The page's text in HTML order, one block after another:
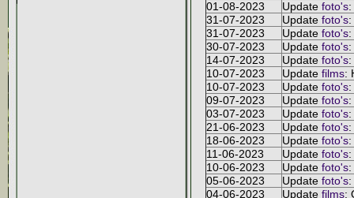
01-08-2023
Update foto's:
31-07-2023
Update foto's:
31-07-2023
Update foto's:
30-07-2023
Update foto's:
14-07-2023
Update foto's:
10-07-2023
Update films:
10-07-2023
Update foto's:
09-07-2023
Update foto's:
03-07-2023
Update foto's:
21-06-2023
Update foto's:
18-06-2023
Update foto's:
11-06-2023
Update foto's:
10-06-2023
Update foto's:
05-06-2023
Update foto's:
04-06-2023
Update films: